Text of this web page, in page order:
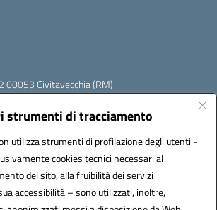
strumenti di tracciamento
utilizza strumenti di profilazione degli utenti -
cookies tecnici necessari al
del sito, alla fruibilità dei servizi
accessibilità – sono utilizzati, inoltre,
00053 Civitavecchia (RM)
(PEC):rmic8b900g@pec.istruzione.it
RMIC8B900G
Amministrazioni (IPA): istsc_rmic8b900g
(CUF): UFP4NO